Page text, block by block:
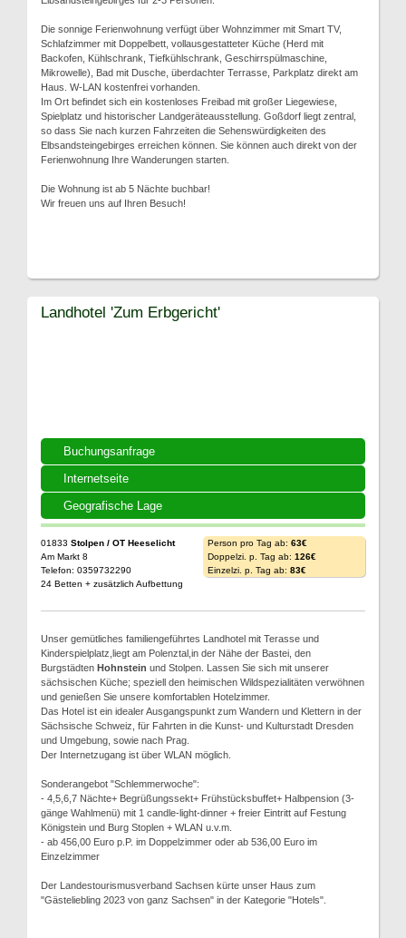
Die sonnige Ferienwohnung verfügt über Wohnzimmer mit Smart TV,
Schlafzimmer mit Doppelbett, vollausgestatteter Küche (Herd mit
Backofen, Kühlschrank, Tiefkühlschrank, Geschirrspülmaschine,
Mikrowelle), Bad mit Dusche, überdachter Terrasse, Parkplatz direkt am
Haus. W-LAN kostenfrei vorhanden.
Im Ort befindet sich ein kostenloses Freibad mit großer Liegewiese,
Spielplatz und historischer Landgeräteausstellung. Goßdorf liegt zentral,
so dass Sie nach kurzen Fahrzeiten die Sehenswürdigkeiten des
Elbsandsteingebirges erreichen können. Sie können auch direkt von der
Ferienwohnung Ihre Wanderungen starten.
Die Wohnung ist ab 5 Nächte buchbar!
Wir freuen uns auf Ihren Besuch!
Buchungsanfrage
Internetseite
Geografische Lage
Landhotel 'Zum Erbgericht'
01833 Stolpen / OT Heeselicht
Am Markt 8
Telefon: 0359732290
24 Betten + zusätzlich Aufbettung
Person pro Tag ab: 63€
Doppelzi. p. Tag ab: 126€
Einzelzi. p. Tag ab: 83€
Unser gemütliches familiengeführtes Landhotel mit Terasse und
Kinderspielplatz,liegt am Polenztal,in der Nähe der Bastei, den
Burgstädten Hohnstein und Stolpen. Lassen Sie sich mit unserer
sächsischen Küche; speziell den heimischen Wildspezialitäten verwöhnen
und genießen Sie unsere komfortablen Hotelzimmer.
Das Hotel ist ein idealer Ausgangspunkt zum Wandern und Klettern in der
Sächsische Schweiz, für Fahrten in die Kunst- und Kulturstadt Dresden
und Umgebung, sowie nach Prag.
Der Internetzugang ist über WLAN möglich.
Sonderangebot "Schlemmerwoche":
- 4,5,6,7 Nächte+ Begrüßungssekt+ Frühstücksbuffet+ Halbpension (3-
gänge Wahlmenü) mit 1 candle-light-dinner + freier Eintritt auf Festung
Königstein und Burg Stoplen + WLAN u.v.m.
- ab 456,00 Euro p.P. im Doppelzimmer oder ab 536,00 Euro im
Einzelzimmer
Der Landestourismusverband Sachsen kürte unser Haus zum
"Gästeliebling 2023 von ganz Sachsen" in der Kategorie "Hotels".